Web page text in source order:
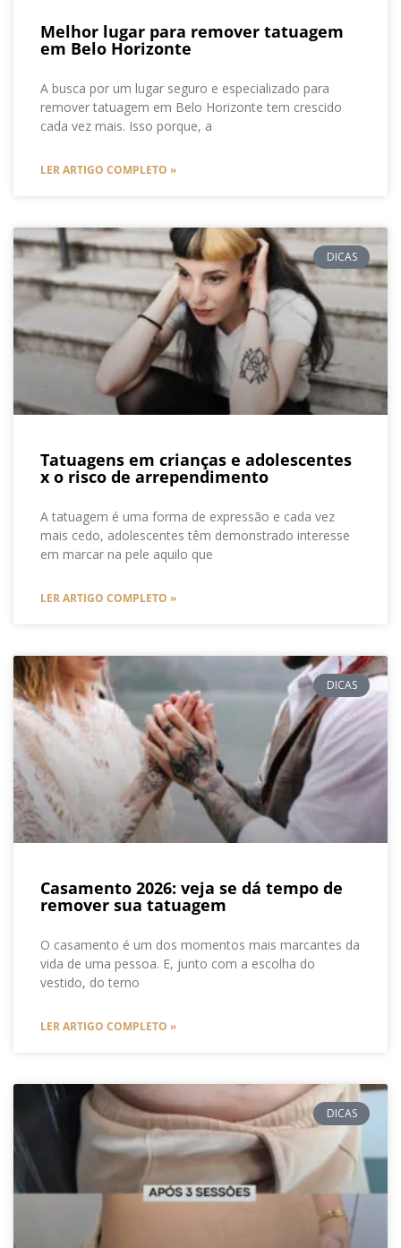
Melhor lugar para remover tatuagem
em Belo Horizonte
A busca por um lugar seguro e especializado para
remover tatuagem em Belo Horizonte tem crescido
cada vez mais. Isso porque, a
LER ARTIGO COMPLETO »
DICAS
Tatuagens em crianças e adolescentes
x o risco de arrependimento
A tatuagem é uma forma de expressão e cada vez
mais cedo, adolescentes têm demonstrado interesse
em marcar na pele aquilo que
LER ARTIGO COMPLETO »
DICAS
Casamento 2026: veja se dá tempo de
remover sua tatuagem
O casamento é um dos momentos mais marcantes da
vida de uma pessoa. E, junto com a escolha do
vestido, do terno
LER ARTIGO COMPLETO »
DICAS